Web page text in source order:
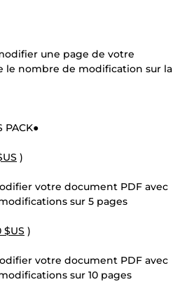
une page de votre
nombre de modification sur la
PACK●
)
votre document PDF avec
sur 5 pages
$US )
votre document PDF avec
sur 10 pages